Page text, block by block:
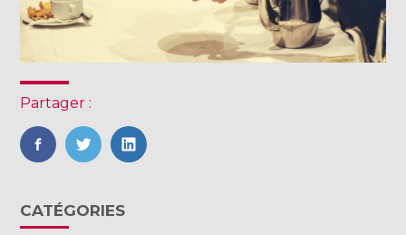
Partager :
FaceBook
TwitterLinkedIn
Blog
sidebar
CATÉGORIES